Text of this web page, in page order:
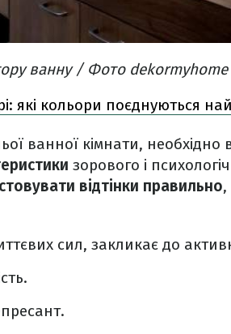
ванну​ / Фото dekormyhome
які кольори поєднуються
ванної кімнати, необхідно
зорового і
відтінки правильно
сил, закликає до